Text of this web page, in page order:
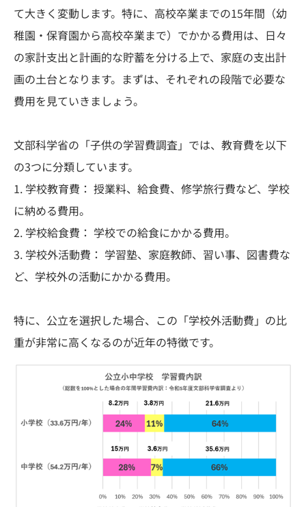
て大きく変動します。特に、高校卒業までの15年間（幼
稚園・保育園から高校卒業まで）でかかる費用は、日々
の家計支出と計画的な貯蓄を分ける上で、家庭の支出計
画の土台となります。まずは、それぞれの段階で必要な
費用を見ていきましょう。
文部科学省の「子供の学習費調査」では、教育費を以下
の3つに分類しています。
1. 学校教育費： 授業料、給食費、修学旅行費など、学校
に納める費用。
2. 学校給食費： 学校での給食にかかる費用。
3. 学校外活動費： 学習塾、家庭教師、習い事、図書費な
ど、学校外の活動にかかる費用。
特に、公立を選択した場合、この「学校外活動費」の比
重が非常に高くなるのが近年の特徴です。